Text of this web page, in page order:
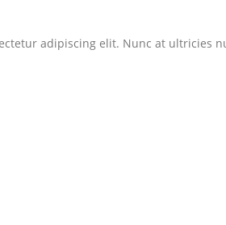
adipiscing elit. Nunc at ultricies